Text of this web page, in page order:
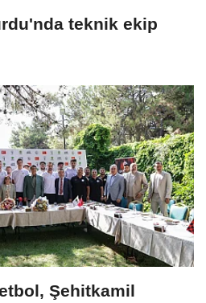
teknik ekip
Şehitkamil